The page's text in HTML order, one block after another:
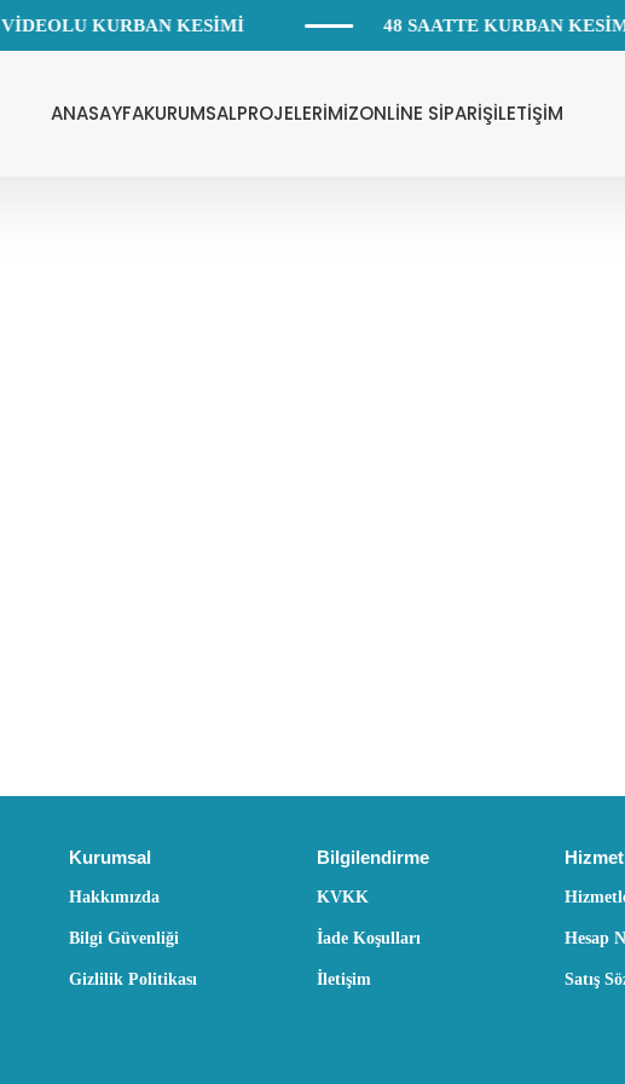
VİDEOLU KURBAN KESİMİ 48 SAATTE KURBAN
ANASAYFAKURUMSALPROJELERİMİZONLİNE SİPARİŞİLETİŞİM
Kurumsal
Hakkımızda
Bilgi Güvenliği
Gizlilik Politikası
Bilgilendirme
KVKK
İade Koşulları
İletişim
Hesap
Satış